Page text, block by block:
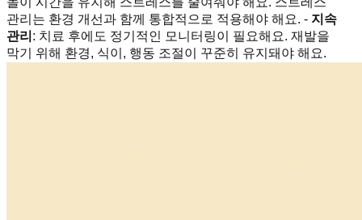
관리는 환경 개선과 함께 통합적으로 적용해야 해요. - 지속
관리 : 치료 후에도 정기적인 모니터링이 필요해요. 재발을
막기 위해 환경, 식이, 행동 조절이 꾸준히 유지돼야 해요.